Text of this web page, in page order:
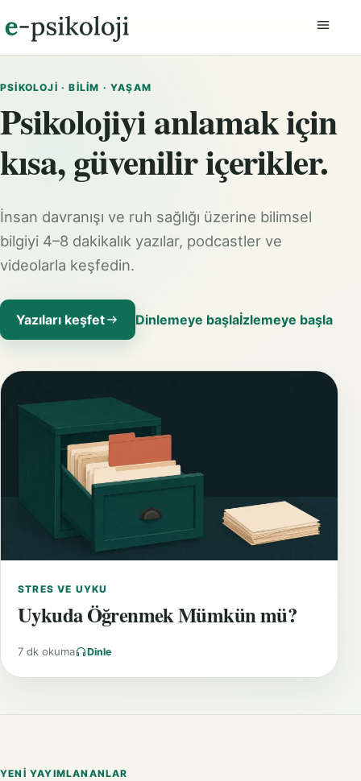
PSIKOLOJI · BILIM · YAŞAM
Psikolojiyi anlamak için
kısa, güvenilir içerikler.
İnsan davranışı ve ruh sağlığı üzerine bilimsel
bilgiyi 4–8 dakikalık yazılar, podcastler ve
videolarla keşfedin.
Yazıları keşfet Dinlemeye başlaİzlemeye başla
STRES VE UYKU
Uykuda Öğrenmek Mümkün mü?
7 dk okuma Dinle
YENI YAYIMLANANLAR